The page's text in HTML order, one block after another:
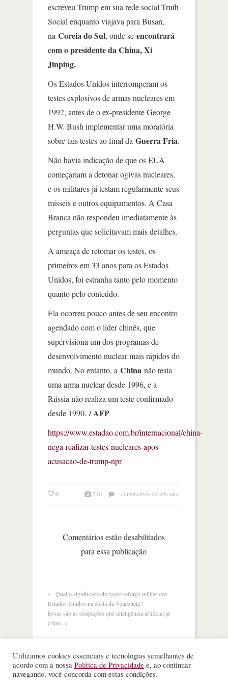
escreveu Trump em sua rede social Truth
Social enquanto viajava para Busan,
na Coreia do Sul, onde se encontrará
com o presidente da China, Xi
Jinping.
Os Estados Unidos interromperam os
testes explosivos de armas nucleares em
1992, antes de o ex-presidente George
H.W. Bush implementar uma moratória
sobre tais testes ao final da Guerra Fria.
Não havia indicação de que os EUA
começariam a detonar ogivas nucleares,
e os militares já testam regularmente seus
mísseis e outros equipamentos. A Casa
Branca não respondeu imediatamente às
perguntas que solicitavam mais detalhes.
A ameaça de retomar os testes, os
primeiros em 33 anos para os Estados
Unidos, foi estranha tanto pelo momento
quanto pelo conteúdo.
Ela ocorreu pouco antes de seu encontro
agendado com o líder chinês, que
supervisiona um dos programas de
desenvolvimento nuclear mais rápidos do
mundo. No entanto, a China não testa
uma arma nuclear desde 1996, e a
Rússia não realiza um teste confirmado
desde 1990. / AFP
https://www.estadao.com.br/internacional/china-
nega-realizar-testes-nucleares-apos-
acusacao-de-trump-npr
0 210 comentários desativados
Comentários estão desabilitados
para essa publicação
← Qual o significado do vasto reforço militar dos
Estados Unidos na costa da Venezuela?
Essas são as ocupações que inteligência artificial já
criou →
©Nota Alta ESPM. Todos os direitos reservados.
Utilizamos cookies essenciais e tecnologias semelhantes de
acordo com a nossa Política de Privacidade e, ao continuar
navegando, você concorda com estas condições.